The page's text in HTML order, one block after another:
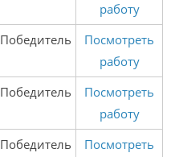
работу
Победитель
Посмотреть
работу
Победитель
Посмотреть
работу
Победитель
Посмотреть